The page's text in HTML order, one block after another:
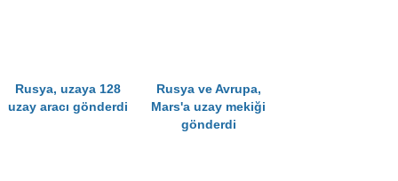
Rusya, uzaya 128
uzay aracı gönderdi
Rusya ve Avrupa,
Mars'a uzay mekiği
gönderdi